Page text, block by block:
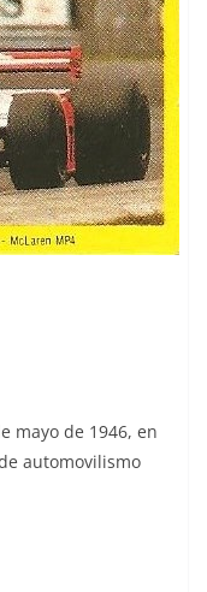
mayo de 1946, en
automovilismo